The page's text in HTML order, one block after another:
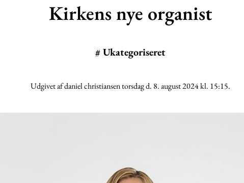
Kirkens nye organist
#Ukategoriseret
Udgivet af daniel christiansen torsdag d. 8. august 2024 kl. 15:15.